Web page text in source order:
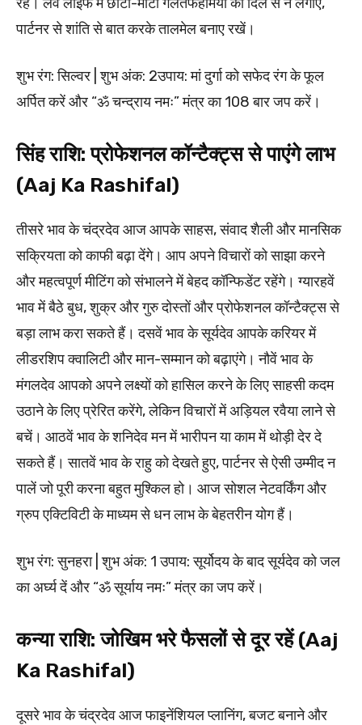
पार्टनर से शांति से बात करके तालमेल बनाए रखें।
शुभ रंग: सिल्वर | शुभ अंक: 2उपाय: मां दुर्गा को सफेद रंग के फूल
अर्पित करें और “ॐ चन्द्राय नमः” मंत्र का 108 बार जप करें।
सिंह राशि: प्रोफेशनल कॉन्टैक्ट्स से पाएंगे लाभ
(Aaj Ka Rashifal)
तीसरे भाव के चंद्रदेव आज आपके साहस, संवाद शैली और मानसिक
सक्रियता को काफी बढ़ा देंगे। आप अपने विचारों को साझा करने
और महत्वपूर्ण मीटिंग को संभालने में बेहद कॉन्फिडेंट रहेंगे। ग्यारहवें
भाव में बैठे बुध, शुक्र और गुरु दोस्तों और प्रोफेशनल कॉन्टैक्ट्स से
बड़ा लाभ करा सकते हैं। दसवें भाव के सूर्यदेव आपके करियर में
लीडरशिप क्वालिटी और मान-सम्मान को बढ़ाएंगे। नौवें भाव के
मंगलदेव आपको अपने लक्ष्यों को हासिल करने के लिए साहसी कदम
उठाने के लिए प्रेरित करेंगे, लेकिन विचारों में अड़ियल रवैया लाने से
बचें। आठवें भाव के शनिदेव मन में भारीपन या काम में थोड़ी देर दे
सकते हैं। सातवें भाव के राहु को देखते हुए, पार्टनर से ऐसी उम्मीद न
पालें जो पूरी करना बहुत मुश्किल हो। आज सोशल नेटवर्किंग और
ग्रुप एक्टिविटी के माध्यम से धन लाभ के बेहतरीन योग हैं।
शुभ रंग: सुनहरा | शुभ अंक: 1 उपाय: सूर्योदय के बाद सूर्यदेव को जल
का अर्घ्य दें और “ॐ सूर्याय नमः” मंत्र का जप करें।
कन्या राशि: जोखिम भरे फैसलों से दूर रहें (Aaj
Ka Rashifal)
दूसरे भाव के चंद्रदेव आज फाइनेंशियल प्लानिंग, बजट बनाने और